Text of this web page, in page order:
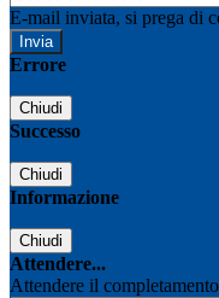
E-mail inviata, si prega di
Errore
Chiudi
Successo
Chiudi
Informazione
Chiudi
Attendere...
Attendere il